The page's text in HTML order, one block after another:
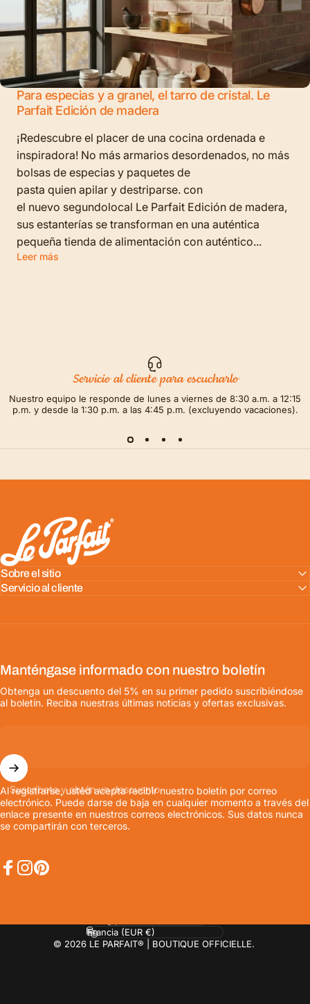
Para especias y a granel, el tarro de cristal. Le
Parfait Edición de madera
¡Redescubre el placer de una cocina ordenada e
inspiradora! No más armarios desordenados, no más
bolsas de especias y paquetes de
pasta quien apilar y destriparse. con
el nuevo segundolocal Le Parfait Edición de madera,
sus estanterías se transforman en una auténtica
pequeña tienda de alimentación con auténtico...
Leer más
Servicio al cliente para escucharlo
Nuestro equipo le responde de lunes a viernes de 8:30 a.m. a 12:15
p.m. y desde la 1:30 p.m. a las 4:45 p.m. (excluyendo vacaciones).
LE PARFAIT® | BOUTIQUE OFFICIELLE
Sobre el sitio
Servicio al cliente
Manténgase informado con nuestro boletín
Obtenga un descuento del 5% en su primer pedido suscribiéndose
al boletín. Reciba nuestras últimas noticias y ofertas exclusivas.
Suscríbete y obtén un descuento
Al registrarse, usted acepta recibir nuestro boletín por correo
electrónico. Puede darse de baja en cualquier momento a través del
enlace presente en nuestros correos electrónicos. Sus datos nunca
se compartirán con terceros.
© 2026 LE PARFAIT® | BOUTIQUE OFFICIELLE.
Idioma
País/región